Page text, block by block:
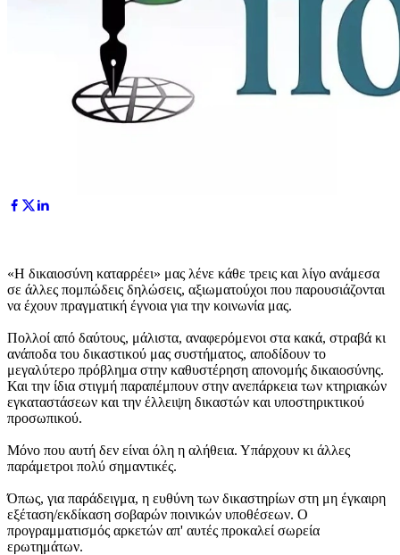
«H δικαιοσύνη καταρρέει» μας λένε κάθε τρεις και λίγο ανάμεσα
σε άλλες πομπώδεις δηλώσεις, αξιωματούχοι που παρουσιάζονται
να έχουν πραγματική έγνοια για την κοινωνία μας.
Πολλοί από δαύτους, μάλιστα, αναφερόμενοι στα κακά, στραβά κι
ανάποδα του δικαστικού μας συστήματος, αποδίδουν το
μεγαλύτερο πρόβλημα στην καθυστέρηση απονομής δικαιοσύνης.
Και την ίδια στιγμή παραπέμπουν στην ανεπάρκεια των κτηριακών
εγκαταστάσεων και την έλλειψη δικαστών και υποστηρικτικού
προσωπικού.
Μόνο που αυτή δεν είναι όλη η αλήθεια. Υπάρχουν κι άλλες
παράμετροι πολύ σημαντικές.
Όπως, για παράδειγμα, η ευθύνη των δικαστηρίων στη μη έγκαιρη
εξέταση/εκδίκαση σοβαρών ποινικών υποθέσεων. Ο
προγραμματισμός αρκετών απ' αυτές προκαλεί σωρεία
ερωτημάτων.